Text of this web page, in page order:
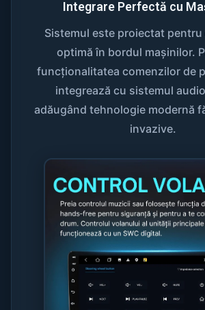
Integrare Perfectă cu
Sistemul este proiectat
optimă în bordul mașinilor.
funcționalitatea comenzilor de
integrează cu sistemul
adăugând tehnologie modernă
invazive.